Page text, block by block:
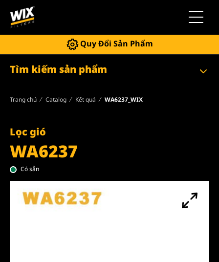
Quy Đổi Sản Phẩm
Tìm kiếm sản phẩm
Trang chủ Catalog Kết quả WA6237_WIX
Lọc gió
WA6237
Có sẵn